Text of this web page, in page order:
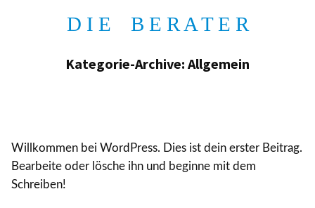
D I E B E R A T E R
Kategorie-Archive: Allgemein
Willkommen bei WordPress. Dies ist dein erster Beitrag.
Bearbeite oder lösche ihn und beginne mit dem
Schreiben!